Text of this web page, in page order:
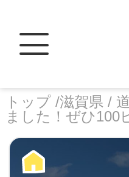
トップ /滋賀県 /
ました！ぜひ100